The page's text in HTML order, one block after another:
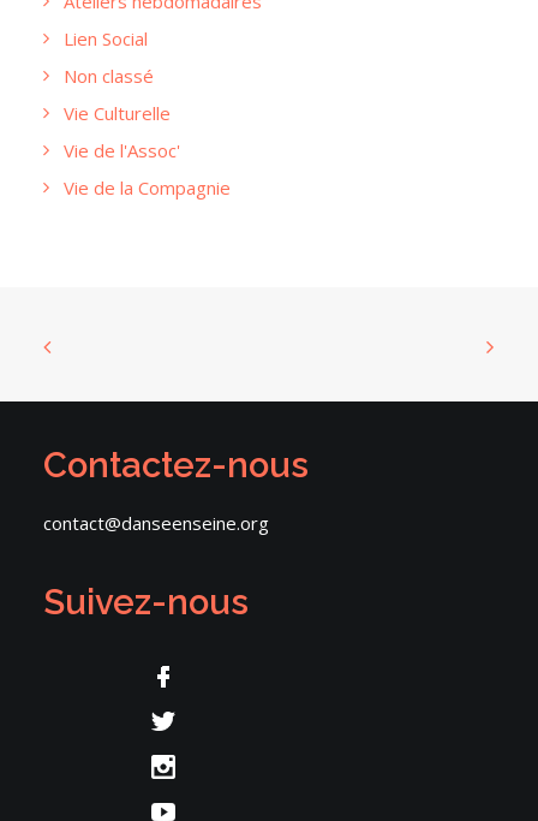
Lien Social
Non classé
Vie Culturelle
Vie de l'Assoc'
Vie de la Compagnie
Contactez-nous
contact@danseenseine.org
Suivez-nous